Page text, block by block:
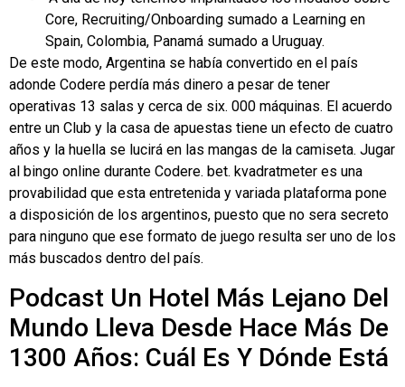
Core, Recruiting/Onboarding sumado a Learning en
Spain, Colombia, Panamá sumado a Uruguay.
De este modo, Argentina se había convertido en el país
adonde Codere perdía más dinero a pesar de tener
operativas 13 salas y cerca de six. 000 máquinas. El acuerdo
entre un Club y la casa de apuestas tiene un efecto de cuatro
años y la huella se lucirá en las mangas de la camiseta. Jugar
al bingo online durante Codere. bet. kvadratmeter es una
provabilidad que esta entretenida y variada plataforma pone
a disposición de los argentinos, puesto que no sera secreto
para ninguno que ese formato de juego resulta ser uno de los
más buscados dentro del país.
Podcast Un Hotel Más Lejano Del
Mundo Lleva Desde Hace Más De
1300 Años: Cuál Es Y Dónde Está